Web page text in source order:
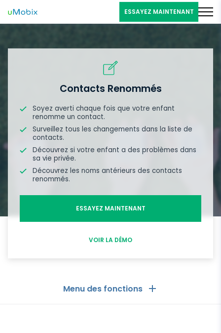
ESSAYEZ MAINTENANT
Contacts Renommés
Soyez averti chaque fois que votre enfant
renomme un contact.
Surveillez tous les changements dans la liste de
contacts.
Découvrez si votre enfant a des problèmes dans
sa vie privée.
Découvrez les noms antérieurs des contacts
renommés.
ESSAYEZ MAINTENANT
VOIR LA DÉMO
Menu des fonctions